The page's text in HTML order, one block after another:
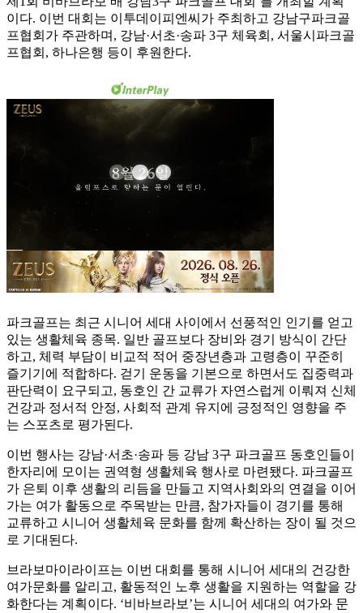
이다. 이번 대회는 이투데이피엔씨가 주최하고 강남구파크골
프협회가 주관하며, 강남·서초·송파 3구 체육회, 서울시파크골
프협회, 하나은행 등이 후원한다.
파크골프는 최근 시니어 세대 사이에서 선풍적인 인기를 얻고
있는 생활체육 종목. 일반 골프보다 장비와 경기 방식이 간단
하고, 체력 부담이 비교적 적어 중장년층과 고령층이 꾸준히
즐기기에 적합하다. 걷기 운동을 기본으로 하면서도 집중력과
판단력이 요구되고, 동호인 간 교류가 자연스럽게 이뤄져 신체
건강과 정서적 안정, 사회적 관계 유지에 긍정적인 영향을 주
는 스포츠로 평가된다.
이번 행사는 강남·서초·송파 등 강남 3구 파크골프 동호인들이
한자리에 모이는 권역형 생활체육 행사로 마련됐다. 파크골프
가 은퇴 이후 생활의 리듬을 만들고 지역사회와의 연결을 이어
가는 여가 활동으로 주목받는 만큼, 참가자들이 경기를 통해
교류하고 시니어 생활체육 문화를 함께 확산하는 장이 될 것으
로 기대된다.
브라보마이라이프는 이번 대회를 통해 시니어 세대의 건강한
여가문화를 알리고, 활동적인 노후 생활을 지원하는 역할을 강
화한다는 계획이다. ‘비바브라보’는 시니어 세대의 여가와 문